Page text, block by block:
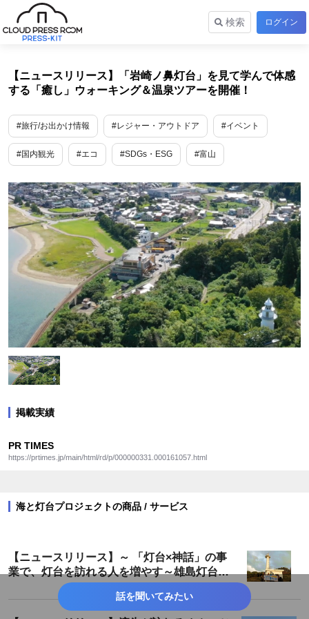
検索 ログイン
【ニュースリリース】「岩崎ノ鼻灯台」を見て学んで体感
する「癒し」ウォーキング＆温泉ツアーを開催！
#旅行/お出かけ情報 #レジャー・アウトドア #イベント
#国内観光 #エコ #SDGs・ESG #富山
掲載実績
PR TIMES
https://prtimes.jp/main/html/rd/p/000000331.000161057.html
海と灯台プロジェクトの商品 / サービス
【ニュースリリース】～ 「灯台×神話」の事
業で、灯台を訪れる人を増やす～雄島灯台散
策ツアーが遂に完成！
話を聞いてみたい